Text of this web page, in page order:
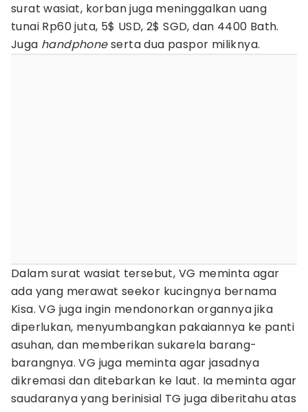
surat wasiat, korban juga meninggalkan uang
tunai Rp60 juta, 5$ USD, 2$ SGD, dan 4400 Bath.
Juga handphoneserta dua paspor miliknya.
Dalam surat wasiat tersebut, VG meminta agar
ada yang merawat seekor kucingnya bernama
Kisa. VG juga ingin mendonorkan organnya jika
diperlukan, menyumbangkan pakaiannya ke panti
asuhan, dan memberikan sukarela barang-
barangnya. VG juga meminta agar jasadnya
dikremasi dan ditebarkan ke laut. Ia meminta agar
saudaranya yang berinisial TG juga diberitahu atas